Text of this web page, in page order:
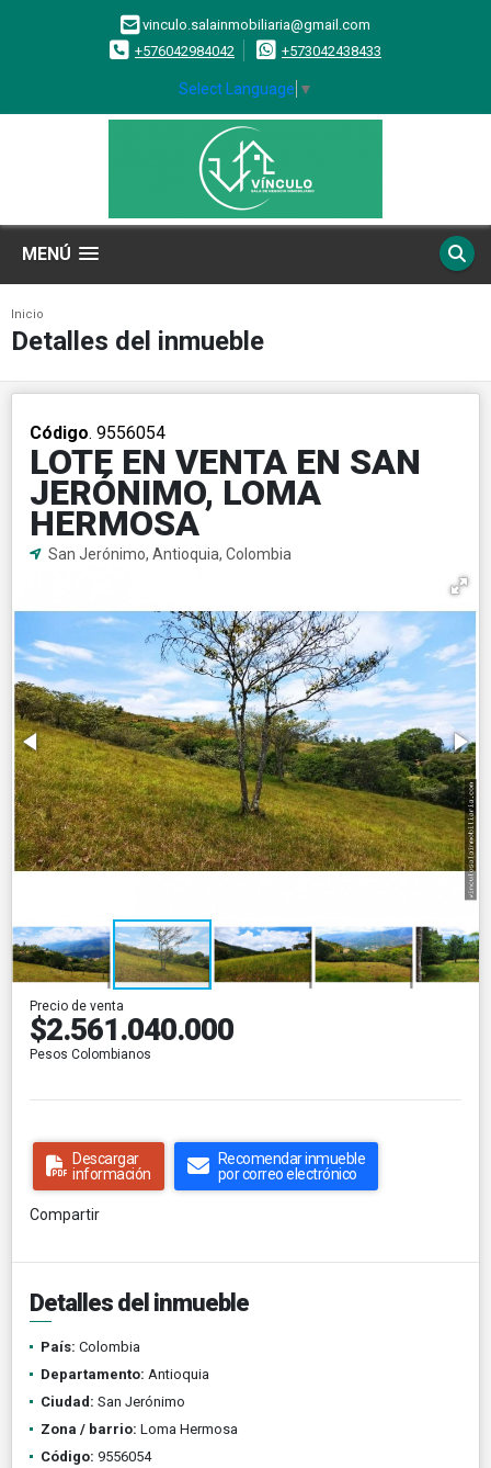
vinculo.salainmobiliaria@gmail.com
+576042984042
+573042438433
Select Language ▼
MENÚ
Inicio
Detalles del inmueble
Código. 9556054
LOTE EN VENTA EN SAN
JERÓNIMO, LOMA
HERMOSA
San Jerónimo, Antioquia, Colombia
Precio de venta
$2.561.040.000
Pesos Colombianos
Descargar
información
Recomendar inmueble
por correo electrónico
Compartir
Detalles del inmueble
País: Colombia
Departamento: Antioquia
Ciudad: San Jerónimo
Zona / barrio: Loma Hermosa
Código: 9556054